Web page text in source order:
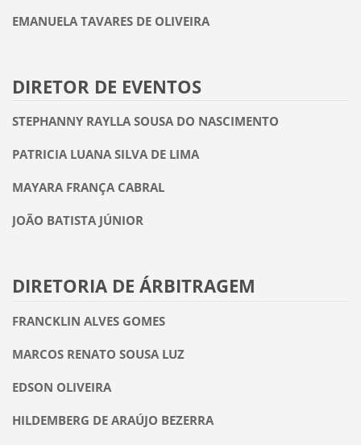
EMANUELA TAVARES DE OLIVEIRA
DIRETOR DE EVENTOS
STEPHANNY RAYLLA SOUSA DO NASCIMENTO
PATRICIA LUANA SILVA DE LIMA
MAYARA FRANÇA CABRAL
JOÃO BATISTA JÚNIOR
DIRETORIA DE ÁRBITRAGEM
FRANCKLIN ALVES GOMES
MARCOS RENATO SOUSA LUZ
EDSON OLIVEIRA
HILDEMBERG DE ARAÚJO BEZERRA